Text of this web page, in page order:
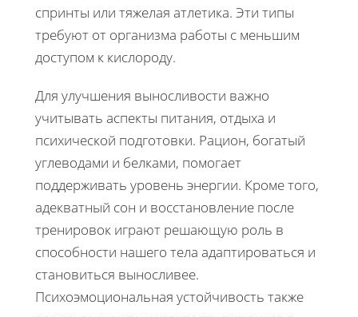
спринты или тяжелая атлетика. Эти типы
требуют от организма работы с меньшим
доступом к кислороду.
Для улучшения выносливости важно
учитывать аспекты питания, отдыха и
психической подготовки. Рацион, богатый
углеводами и белками, помогает
поддерживать уровень энергии. Кроме того,
адекватный сон и восстановление после
тренировок играют решающую роль в
способности нашего тела адаптироваться и
становиться выносливее.
Психоэмоциональная устойчивость также